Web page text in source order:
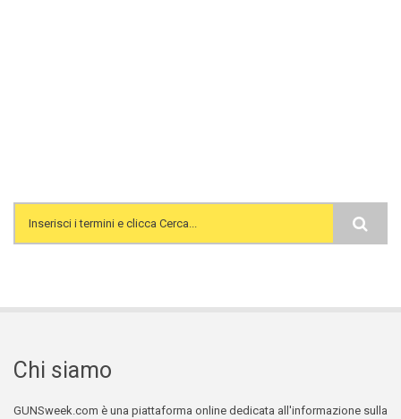
Search form
Chi siamo
GUNSweek.com è una piattaforma online dedicata all'informazione sulla